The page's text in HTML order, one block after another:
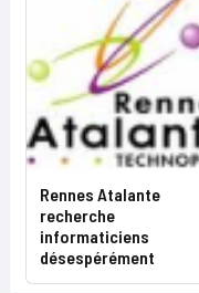
Rennes Atalante
recherche
informaticiens
désespérément